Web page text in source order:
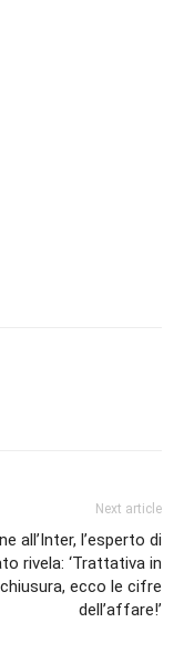
Next article
all’Inter, l’esperto di
rivela: ‘Trattativa in
chiusura, ecco le cifre
dell’affare!’